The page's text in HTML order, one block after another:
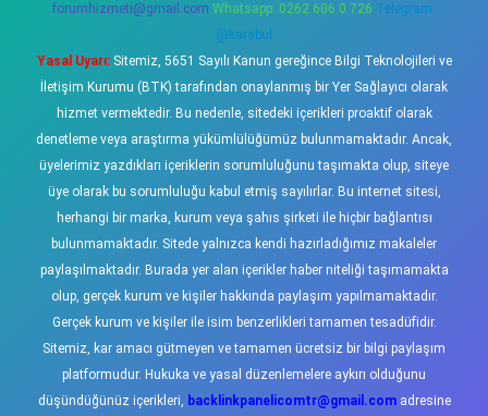
forumhizmeti@gmail.com Whatsapp: 0262 606 0 726 Telegram:
@karabul
Yasal Uyarı:Sitemiz, 5651 Sayılı Kanun gereğince Bilgi Teknolojileri ve
İletişim Kurumu (BTK) tarafından onaylanmış bir Yer Sağlayıcı olarak
hizmet vermektedir. Bu nedenle, sitedeki içerikleri proaktif olarak
denetleme veya araştırma yükümlülüğümüz bulunmamaktadır. Ancak,
üyelerimiz yazdıkları içeriklerin sorumluluğunu taşımakta olup, siteye
üye olarak bu sorumluluğu kabul etmiş sayılırlar. Bu internet sitesi,
herhangi bir marka, kurum veya şahıs şirketi ile hiçbir bağlantısı
bulunmamaktadır. Sitede yalnızca kendi hazırladığımız makaleler
paylaşılmaktadır. Burada yer alan içerikler haber niteliği taşımamakta
olup, gerçek kurum ve kişiler hakkında paylaşım yapılmamaktadır.
Gerçek kurum ve kişiler ile isim benzerlikleri tamamen tesadüfidir.
Sitemiz, kar amacı gütmeyen ve tamamen ücretsiz bir bilgi paylaşım
platformudur. Hukuka ve yasal düzenlemelere aykırı olduğunu
düşündüğünüz içerikleri, backlinkpanelicomtr@gmail.comadresine